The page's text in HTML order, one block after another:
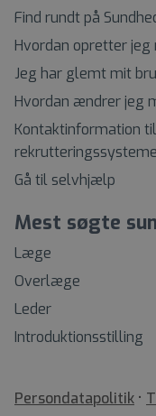
Find rundt på
Hvordan opretter
Jeg har glemt mit
Hvordan ændrer jeg
Kontaktinformation
Gå til selvhjælp
Mest søgte
Læge
Overlæge
Leder
Introduktionsstilling
•